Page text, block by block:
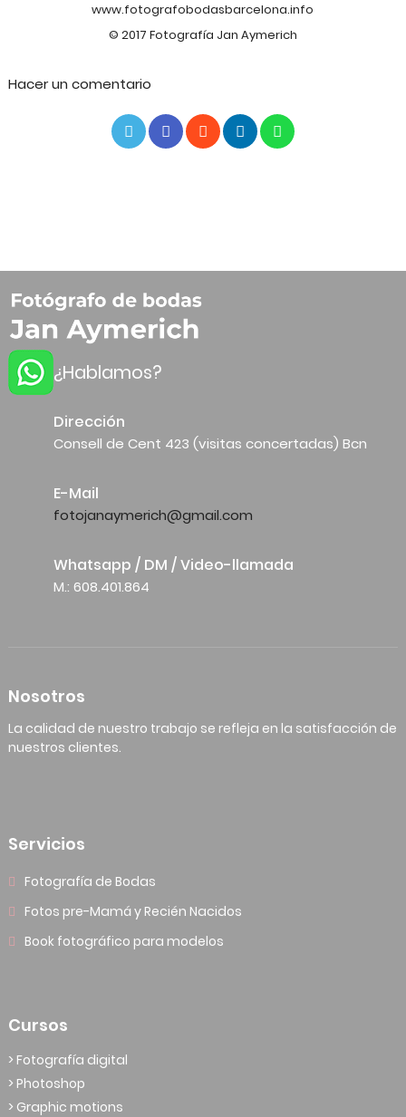
www.fotografobodasbarcelona.info
© 2017 Fotografía Jan Aymerich
Hacer un comentario
¿Hablamos?
Dirección
Consell de Cent 423 (visitas concertadas) Bcn
E-Mail
fotojanaymerich@gmail.com
Whatsapp / DM / Video-llamada
M.: 608.401.864
Nosotros
La calidad de nuestro trabajo se refleja en la satisfacción de
nuestros clientes.
Servicios
Fotografía de Bodas
Fotos pre-Mamá y Recién Nacidos
Book fotográfico para modelos
Cursos
> Fotografía digital
> Photoshop
> Graphic motions